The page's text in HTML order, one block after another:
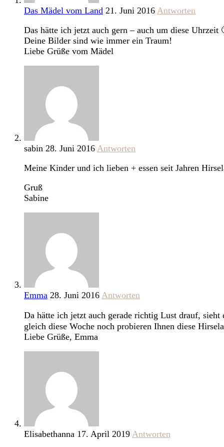
Das Mädel vom Land 21. Juni 2016 Antworten
Das hätte ich jetzt auch gern – auch um diese Uhrzeit
Deine Bilder sind wie immer ein Traum!
Liebe Grüße vom Mädel
sabin 28. Juni 2016 Antworten
Meine Kinder und ich lieben + essen seit Jahren
Gruß
Sabine
Emma 28. Juni 2016 Antworten
Da hätte ich jetzt auch gerade richtig Lust drauf,
gleich diese Woche noch probieren Ihnen diese
Liebe Grüße, Emma
Elisabethanna 17. April 2019 Antworten